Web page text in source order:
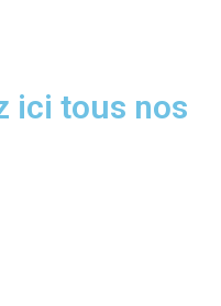
ici tous nos